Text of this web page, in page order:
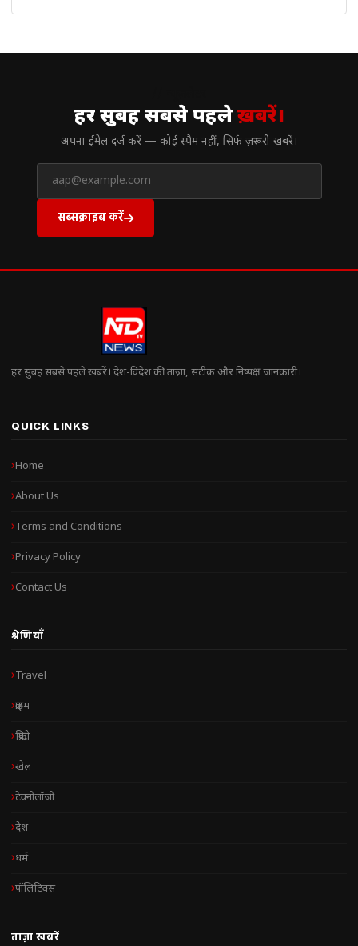
हर सुबह सबसे पहलेख़बरें।
अपना ईमेल दर्ज करें — कोई स्पैम नहीं, सिर्फ ज़रूरी खबरें।
सब्सक्राइब करें
हर सुबह सबसे पहले खबरें। देश-विदेश की ताज़ा, सटीक और निष्पक्ष जानकारी।
QUICK LINKS
Home
About Us
Terms and Conditions
Privacy Policy
Contact Us
श्रेणियाँ
Travel
क्राइम
क्रिप्टो
खेल
टेक्नोलॉजी
देश
धर्म
पॉलिटिक्स
ताज़ा खबरें